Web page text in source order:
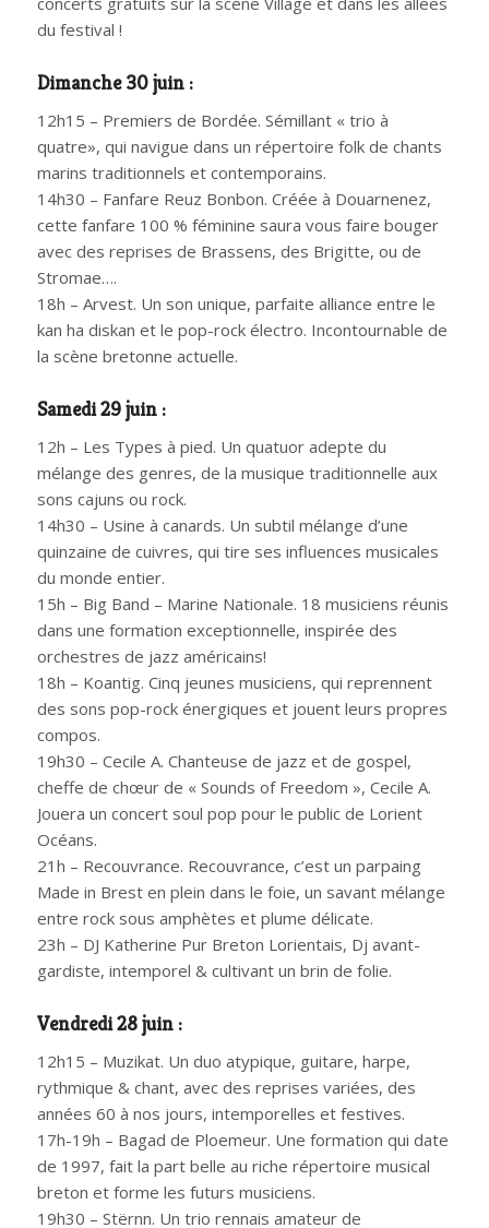
du festival !
Dimanche 30 juin :
12h15 – Premiers de Bordée. Sémillant « trio à
quatre», qui navigue dans un répertoire folk de chants
marins traditionnels et contemporains.
14h30 – Fanfare Reuz Bonbon. Créée à Douarnenez,
cette fanfare 100 % féminine saura vous faire bouger
avec des reprises de Brassens, des Brigitte, ou de
Stromae….
18h – Arvest. Un son unique, parfaite alliance entre le
kan ha diskan et le pop-rock électro. Incontournable de
la scène bretonne actuelle.
Samedi 29 juin :
12h – Les Types à pied. Un quatuor adepte du
mélange des genres, de la musique traditionnelle aux
sons cajuns ou rock.
14h30 – Usine à canards. Un subtil mélange d’une
quinzaine de cuivres, qui tire ses influences musicales
du monde entier.
15h – Big Band – Marine Nationale. 18 musiciens réunis
dans une formation exceptionnelle, inspirée des
orchestres de jazz américains!
18h – Koantig. Cinq jeunes musiciens, qui reprennent
des sons pop-rock énergiques et jouent leurs propres
compos.
19h30 – Cecile A. Chanteuse de jazz et de gospel,
cheffe de chœur de « Sounds of Freedom », Cecile A.
Jouera un concert soul pop pour le public de Lorient
Océans.
21h – Recouvrance. Recouvrance, c’est un parpaing
Made in Brest en plein dans le foie, un savant mélange
entre rock sous amphètes et plume délicate.
23h – DJ Katherine Pur Breton Lorientais, Dj avant-
gardiste, intemporel & cultivant un brin de folie.
Vendredi 28 juin :
12h15 – Muzikat. Un duo atypique, guitare, harpe,
rythmique & chant, avec des reprises variées, des
années 60 à nos jours, intemporelles et festives.
17h-19h – Bagad de Ploemeur. Une formation qui date
de 1997, fait la part belle au riche répertoire musical
breton et forme les futurs musiciens.
19h30 – Stërnn. Un trio rennais amateur de